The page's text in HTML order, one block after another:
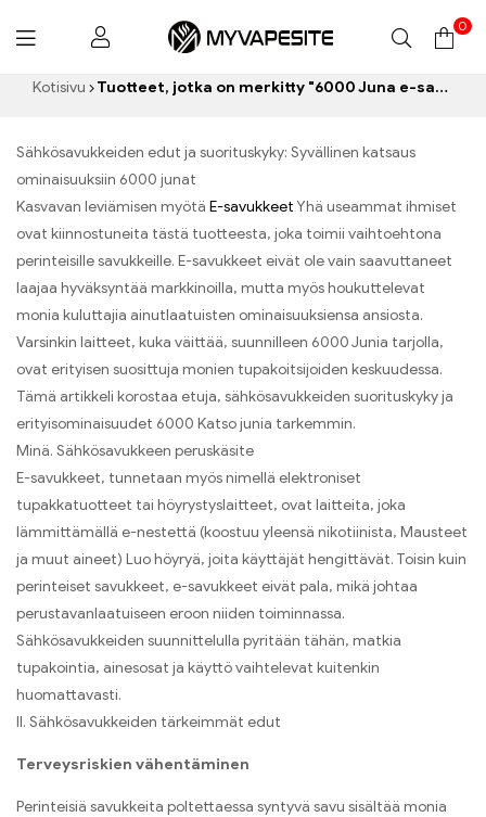
Myvapesite.de
0
Kotisivu Tuotteet, jotka on merkitty "6000 Juna e-savuke”
Sähkösavukkeiden edut ja suorituskyky: Syvällinen katsaus
ominaisuuksiin 6000 junat
Kasvavan leviämisen myötä E-savukkeetYhä useammat ihmiset
ovat kiinnostuneita tästä tuotteesta, joka toimii vaihtoehtona
perinteisille savukkeille. E-savukkeet eivät ole vain saavuttaneet
laajaa hyväksyntää markkinoilla, mutta myös houkuttelevat
monia kuluttajia ainutlaatuisten ominaisuuksiensa ansiosta.
Varsinkin laitteet, kuka väittää, suunnilleen 6000 Junia tarjolla,
ovat erityisen suosittuja monien tupakoitsijoiden keskuudessa.
Tämä artikkeli korostaa etuja, sähkösavukkeiden suorituskyky ja
erityisominaisuudet 6000 Katso junia tarkemmin.
Minä. Sähkösavukkeen peruskäsite
E-savukkeet, tunnetaan myös nimellä elektroniset
tupakkatuotteet tai höyrystyslaitteet, ovat laitteita, joka
lämmittämällä e-nestettä (koostuu yleensä nikotiinista, Mausteet
ja muut aineet) Luo höyryä, joita käyttäjät hengittävät. Toisin kuin
perinteiset savukkeet, e-savukkeet eivät pala, mikä johtaa
perustavanlaatuiseen eroon niiden toiminnassa.
Sähkösavukkeiden suunnittelulla pyritään tähän, matkia
tupakointia, ainesosat ja käyttö vaihtelevat kuitenkin
huomattavasti.
II. Sähkösavukkeiden tärkeimmät edut
Terveysriskien vähentäminen
Perinteisiä savukkeita poltettaessa syntyvä savu sisältää monia